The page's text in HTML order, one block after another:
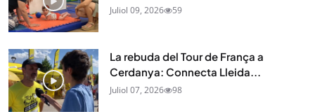
Juliol 09, 2026 59
La rebuda del Tour de França a
Cerdanya: Connecta Lleida...
Juliol 07, 2026 98